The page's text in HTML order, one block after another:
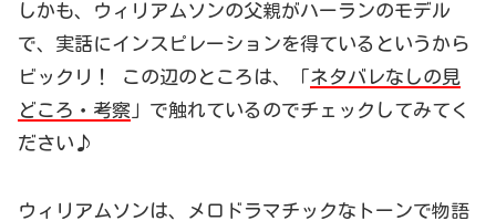
しかも、ウィリアムソンの父親がハーランのモデル
で、実話にインスピレーションを得ているというから
ビックリ！ この辺のところは、「ネタバレなしの見
どころ・考察 」で触れているのでチェックしてみてく
ださい♪
ウィリアムソンは、メロドラマチックなトーンで物語